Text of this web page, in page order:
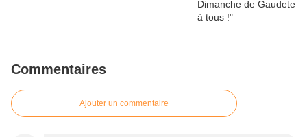
Commentaires
Ajouter un commentaire